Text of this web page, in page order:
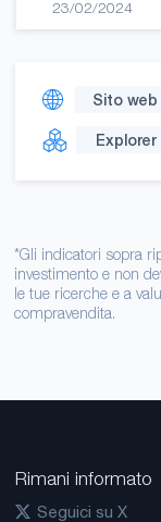
23/02/2024
Sito web
Explorer
*Gli indicatori sopra
investimento e non
le tue ricerche e a
compravendita.
Rimani informato
Seguici su X